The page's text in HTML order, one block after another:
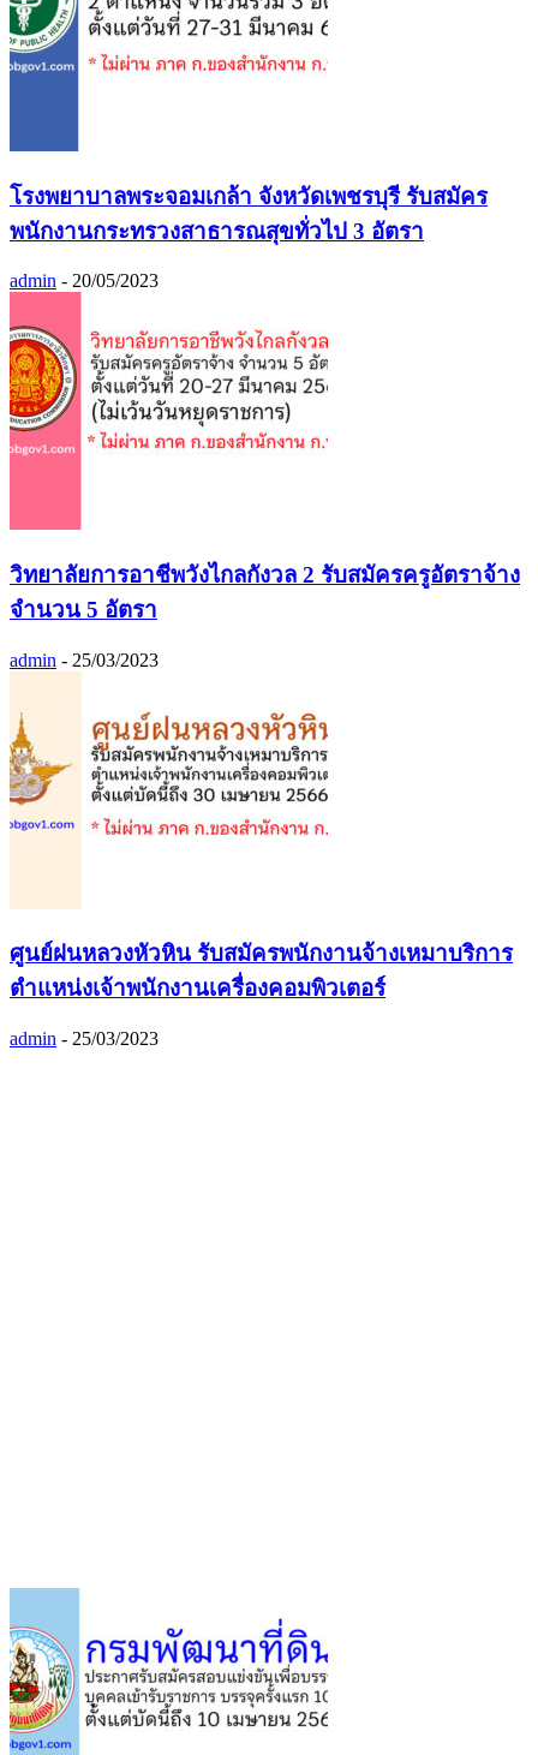
โรงพยาบาลพระจอมเกล้า จังหวัดเพชรบุรี รับสมัคร
พนักงานกระทรวงสาธารณสุขทั่วไป 3 อัตรา
admin - 20/05/2023
วิทยาลัยการอาชีพวังไกลกังวล 2 รับสมัครครูอัตราจ้าง
จำนวน 5 อัตรา
admin - 25/03/2023
ศูนย์ฝนหลวงหัวหิน รับสมัครพนักงานจ้างเหมาบริการ
ตำแหน่งเจ้าพนักงานเครื่องคอมพิวเตอร์
admin - 25/03/2023